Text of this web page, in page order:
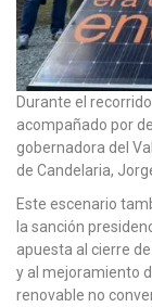
Durante el
acompañado por
gobernadora del
de Candelaria,
Este escenario
la sanción
apuesta al cierre
y al mejoramiento
renovable no